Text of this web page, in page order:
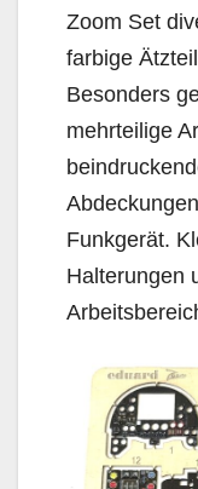
Zoom Set
farbige
Besonders
mehrteilige
Funkgerät.
Halterungen